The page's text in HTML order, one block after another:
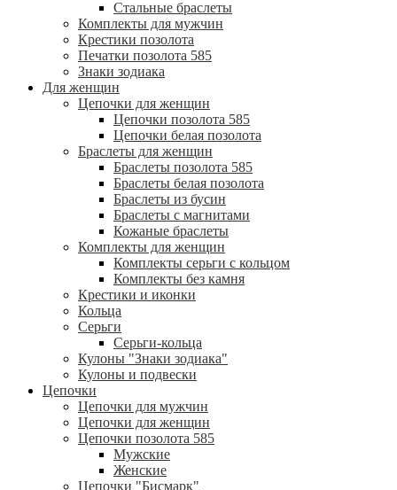
Стальные браслеты
Комплекты для мужчин
Крестики позолота
Печатки позолота 585
Знаки зодиака
Для женщин
Цепочки для женщин
Цепочки позолота 585
Цепочки белая позолота
Браслеты для женщин
Браслеты позолота 585
Браслеты белая позолота
Браслеты из бусин
Браслеты с магнитами
Кожаные браслеты
Комплекты для женщин
Комплекты серьги с кольцом
Комплекты без камня
Крестики и иконки
Кольца
Серьги
Серьги-кольца
Кулоны "Знаки зодиака"
Кулоны и подвески
Цепочки
Цепочки для мужчин
Цепочки для женщин
Цепочки позолота 585
Мужские
Женские
Цепочки "Бисмарк"